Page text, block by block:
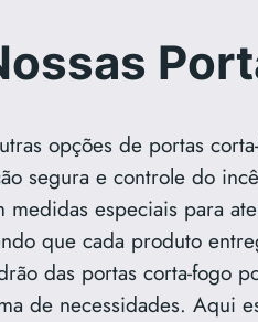
opções de portas
segura e controle do
medidas especiais para
que cada produto
das portas corta-fogo
de necessidades. Aqui